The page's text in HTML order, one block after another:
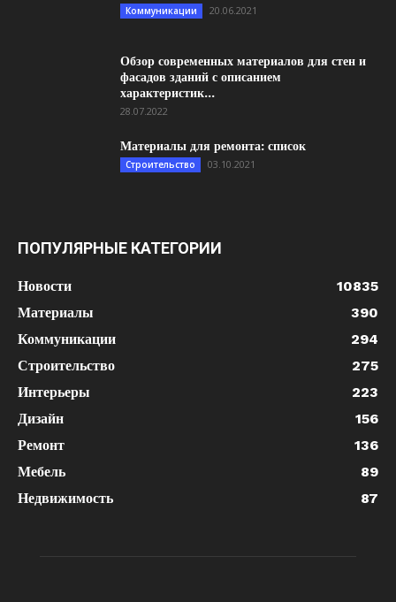
Коммуникации 20.06.2021
Обзор современных материалов для стен и
фасадов зданий с описанием
характеристик...
28.07.2022
Материалы для ремонта: список
Строительство 03.10.2021
ПОПУЛЯРНЫЕ КАТЕГОРИИ
Новости
10835
Материалы
390
Коммуникации
294
Строительство
275
Интерьеры
223
Дизайн
156
Ремонт
136
Мебель
89
Недвижимость
87